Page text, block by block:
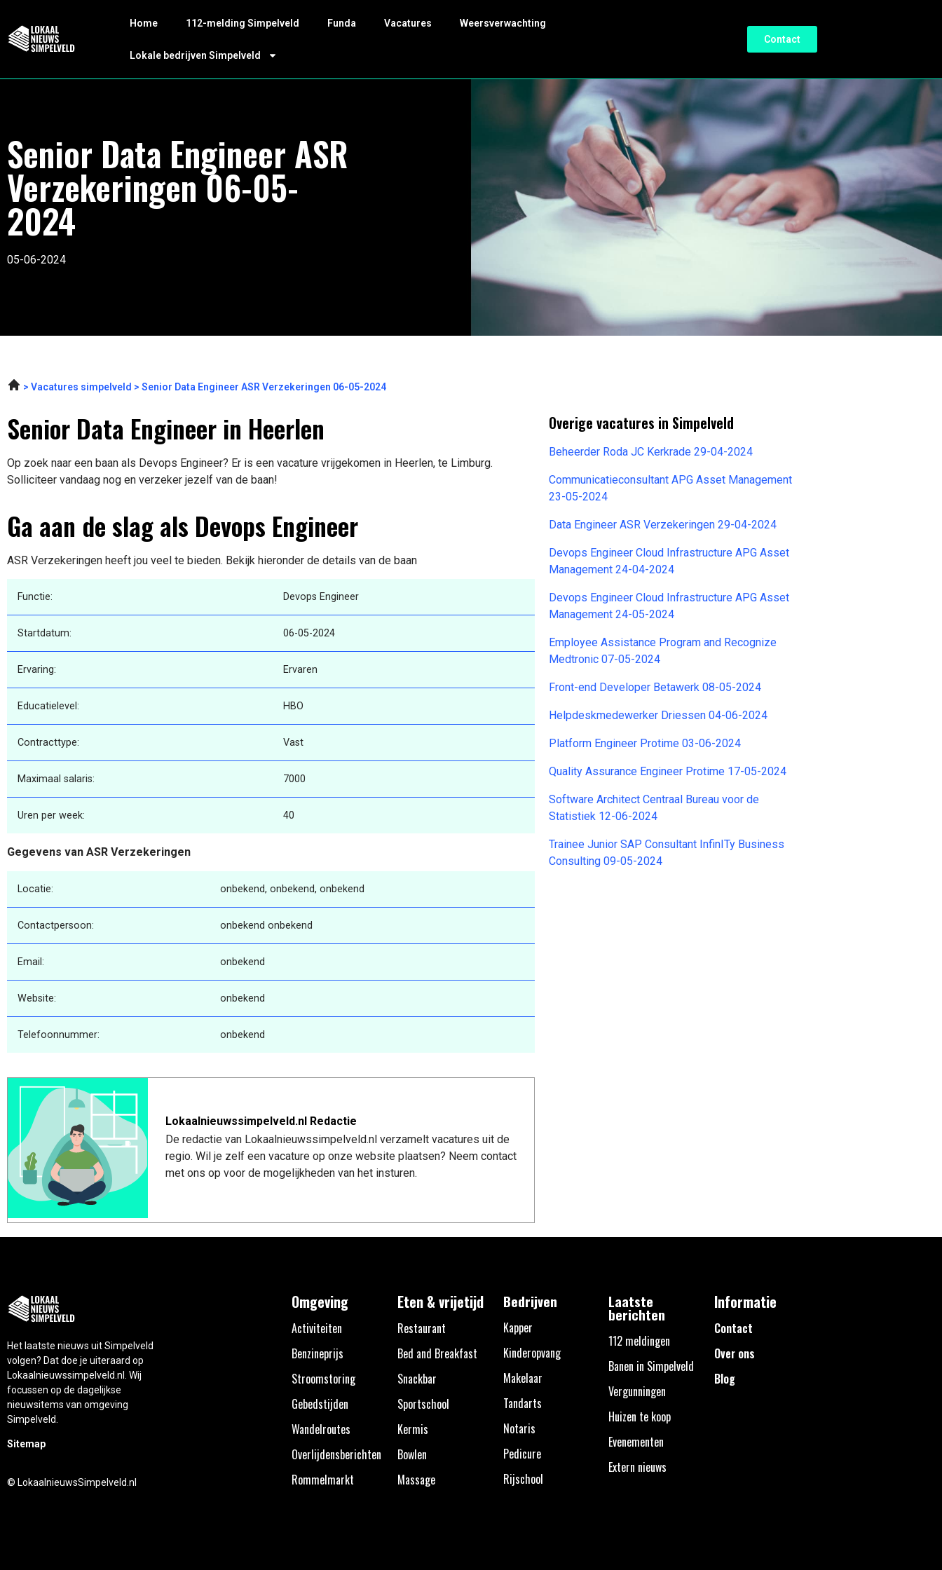
Home 112-melding Simpelveld Funda Vacatures Weersverwachting
Lokale bedrijven Simpelveld
Contact
Senior Data Engineer ASR
Verzekeringen 06-05-
2024
05-06-2024
Vacatures simpelveld Senior Data Engineer ASR Verzekeringen 06-05-2024
Senior Data Engineer in Heerlen
Op zoek naar een baan als Devops Engineer? Er is een vacature vrijgekomen in Heerlen, te Limburg.
Solliciteer vandaag nog en verzeker jezelf van de baan!
Ga aan de slag als Devops Engineer
ASR Verzekeringen heeft jou veel te bieden. Bekijk hieronder de details van de baan
Functie: Devops Engineer
Startdatum: 06-05-2024
Ervaring: Ervaren
Educatielevel: HBO
Contracttype: Vast
Maximaal salaris: 7000
Uren per week: 40
Gegevens van ASR Verzekeringen
Locatie: onbekend, onbekend, onbekend
Contactpersoon: onbekend onbekend
Email: onbekend
Website: onbekend
Telefoonnummer: onbekend
Lokaalnieuwssimpelveld.nl Redactie
De redactie van Lokaalnieuwssimpelveld.nl verzamelt vacatures uit de
regio. Wil je zelf een vacature op onze website plaatsen? Neem contact
met ons op voor de mogelijkheden van het insturen.
Overige vacatures in Simpelveld
Beheerder Roda JC Kerkrade 29-04-2024
Communicatieconsultant APG Asset Management
23-05-2024
Data Engineer ASR Verzekeringen 29-04-2024
Devops Engineer Cloud Infrastructure APG Asset
Management 24-04-2024
Devops Engineer Cloud Infrastructure APG Asset
Management 24-05-2024
Employee Assistance Program and Recognize
Medtronic 07-05-2024
Front-end Developer Betawerk 08-05-2024
Helpdeskmedewerker Driessen 04-06-2024
Platform Engineer Protime 03-06-2024
Quality Assurance Engineer Protime 17-05-2024
Software Architect Centraal Bureau voor de
Statistiek 12-06-2024
Trainee Junior SAP Consultant InfinITy Business
Consulting 09-05-2024
Het laatste nieuws uit Simpelveld
volgen? Dat doe je uiteraard op
Lokaalnieuwssimpelveld.nl. Wij
focussen op de dagelijkse
nieuwsitems van omgeving
Simpelveld.
Sitemap
© LokaalnieuwsSimpelveld.nl
Omgeving
Activiteiten
Benzineprijs
Stroomstoring
Gebedstijden
Wandelroutes
Overlijdensberichten
Rommelmarkt
Eten & vrijetijd
Restaurant
Bed and Breakfast
Snackbar
Sportschool
Kermis
Bowlen
Massage
Bedrijven
Kapper
Kinderopvang
Makelaar
Tandarts
Notaris
Pedicure
Rijschool
Laatste
berichten
112 meldingen
Banen in Simpelveld
Vergunningen
Huizen te koop
Evenementen
Extern nieuws
Informatie
Contact
Over ons
Blog